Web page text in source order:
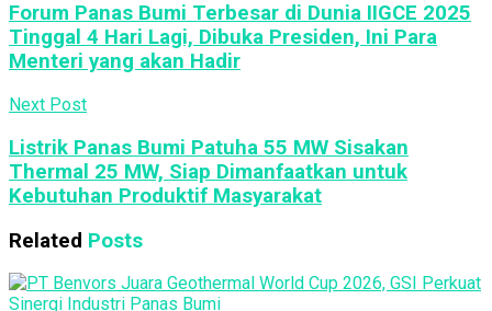
Forum Panas Bumi Terbesar di Dunia IIGCE 2025
Tinggal 4 Hari Lagi, Dibuka Presiden, Ini Para
Menteri yang akan Hadir
Next Post
Listrik Panas Bumi Patuha 55 MW Sisakan
Thermal 25 MW, Siap Dimanfaatkan untuk
Kebutuhan Produktif Masyarakat
Related Posts